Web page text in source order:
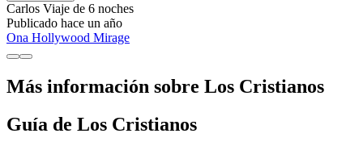
Carlos Viaje de 6 noches
Publicado hace un año
Ona Hollywood Mirage
Más información sobre Los Cristianos
Guía de Los Cristianos